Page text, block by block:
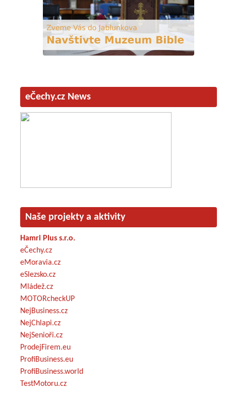
eČechy.cz News
Naše projekty a aktivity
Hamri Plus s.r.o.
eČechy.cz
eMoravia.cz
eSlezsko.cz
Mládež.cz
MOTORcheckUP
NejBusiness.cz
NejChlapi.cz
NejSenioři.cz
ProdejFirem.eu
ProfiBusiness.eu
ProfiBusiness.world
TestMotoru.cz